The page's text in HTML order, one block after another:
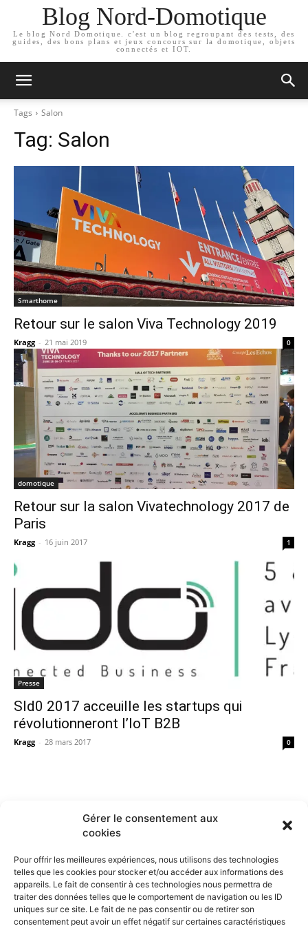
Gérer le consentement aux
cookies
Pour offrir les meilleures expériences, nous utilisons des technologies
telles que les cookies pour stocker et/ou accéder aux informations des
appareils. Le fait de consentir à ces technologies nous permettra de
traiter des données telles que le comportement de navigation ou les ID
uniques sur ce site. Le fait de ne pas consentir ou de retirer son
consentement peut avoir un effet négatif sur certaines caractéristiques
Blog Nord-Domotique
Le blog Nord Domotique. c'est un blog regroupant des tests, des
guides, des bons plans et jeux concours sur la domotique, objets
connectés et IOT.
Tags Salon
Tag: Salon
Smarthome
Retour sur le salon Viva Technology 2019
Kragg - 21 mai 2019 0
domotique
Retour sur la salon Vivatechnology 2017 de
Paris
Kragg - 16 juin 2017 1
Presse
SId0 2017 acceuille les startups qui
révolutionneront l’IoT B2B
Kragg - 28 mars 2017 0